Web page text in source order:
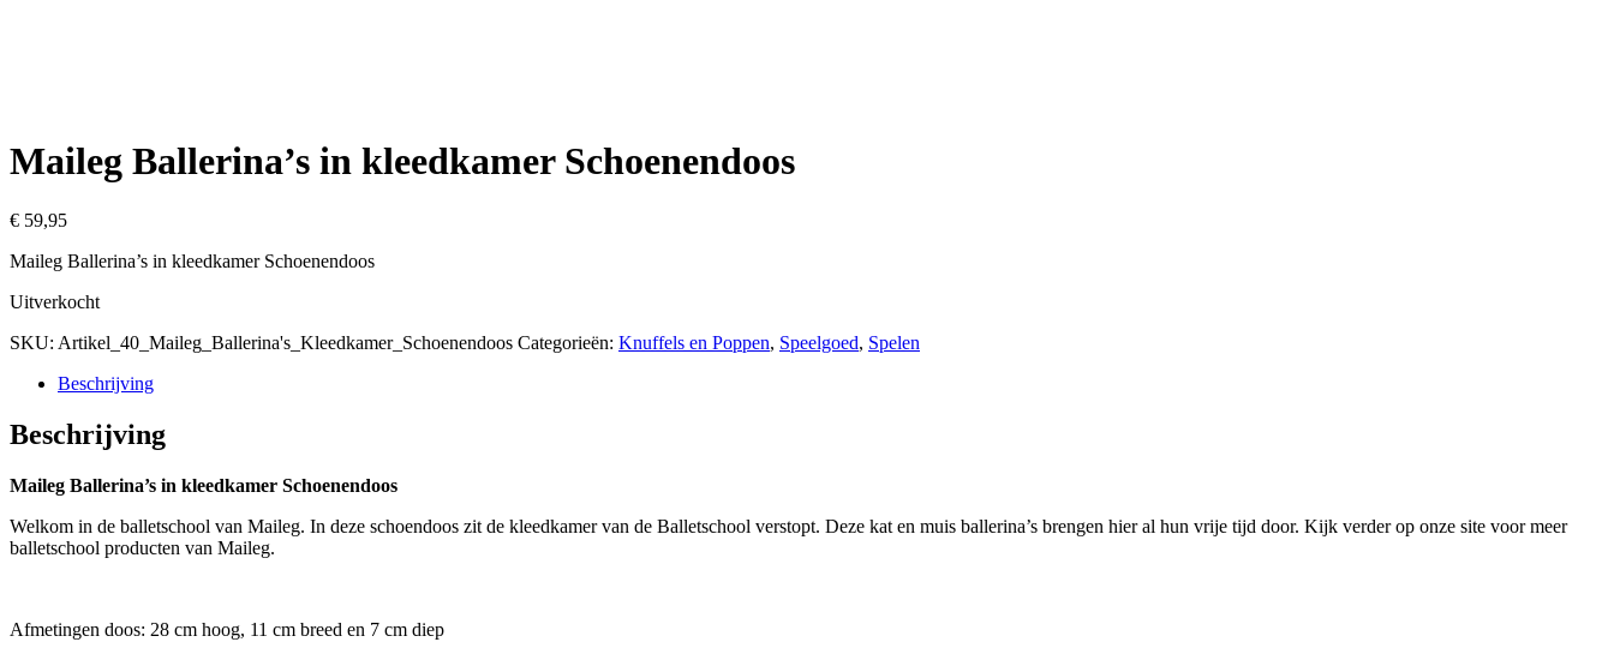
Maileg Ballerina’s in kleedkamer Schoenendoos
€ 59,95
Maileg Ballerina’s in kleedkamer Schoenendoos
Uitverkocht
SKU: Artikel_40_Maileg_Ballerina's_Kleedkamer_Schoenendoos Categorieën: Knuffels en Poppen, Speelgoed, Spelen
Beschrijving
Beschrijving
Maileg Ballerina’s in kleedkamer Schoenendoos
Welkom in de balletschool van Maileg. In deze schoendoos zit de kleedkamer van de Balletschool verstopt. Deze kat en muis ballerina’s brengen hier al hun vrije tijd door. Kijk verder op onze site voor meer
balletschool producten van Maileg.
Afmetingen doos: 28 cm hoog, 11 cm breed en 7 cm diep